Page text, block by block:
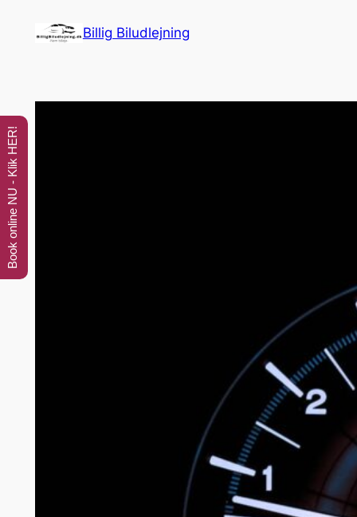
Billig Biludlejning
Book online NU - Klik HER!